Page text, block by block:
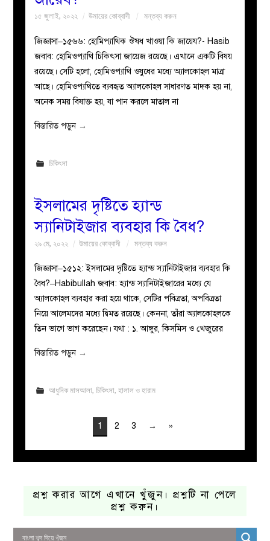
১৫ জুলাই, ২০২২ উমায়ের কোব্বাদী মন্তব্য করুন
জিজ্ঞাসা–১৫৬৬: হোমিপ্যাথিক ঔষধ খাওয়া কি জায়েয?- Hasib
জবাব: হোমিওপ্যাথি চিকিৎসা জায়েজ রয়েছে। এখানে একটি বিষয়
রয়েছে। সেটি হলো, হোমিওপ্যাথি ওষুধের মধ্যে অ্যালকোহল মাত্রা
আছে। হোমিওপ্যথিতে ব্যবহৃত অ্যালকোহল সাধারণত মাদক হয় না,
অনেক সময় বিষাক্ত হয়, যা পান করলে মাতাল না
বিস্তারিত পড়ুন →
চিকিৎসা
ইসলামের দৃষ্টিতে হ্যান্ড
স্যানিটাইজার ব্যবহার কি বৈধ?
২৯ মে, ২০২২ উমায়ের কোব্বাদী মন্তব্য করুন
জিজ্ঞাসা–১৫১২: ইসলামের দৃষ্টিতে হ্যান্ড স্যানিটাইজার ব্যবহার কি
বৈধ?–Habibullah জবাব: হ্যান্ড স্যানিটাইজারের মধ্যে যে
অ্যালকোহল ব্যবহার করা হয়ে থাকে, সেটির পবিত্রতা, অপবিত্রতা
নিয়ে আলেমদের মধ্যে দ্বিমত রয়েছে। কেননা, তাঁরা অ্যালকোহলকে
তিন ভাগে ভাগ করেছেন। যথা : ১. আঙ্গুর, কিসমিস ও খেজুরের
বিস্তারিত পড়ুন →
আধুনিক মাসআলা, চিকিৎসা, হালাল ও হারাম
1 2 3 → »
প্রশ্ন করার আগে এখানে খুঁজুন। প্রশ্নটি না পেলে
প্রশ্ন করুন।